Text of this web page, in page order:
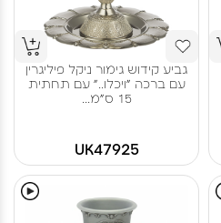
גביע קידוש גימור ניקל פיליגרין
עם ברכה "ויכלו.." עם תחתית
15 ס"מ...
UK47925